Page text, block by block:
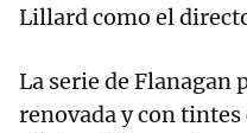
Lillard como el
La serie de Flanagan
renovada y con